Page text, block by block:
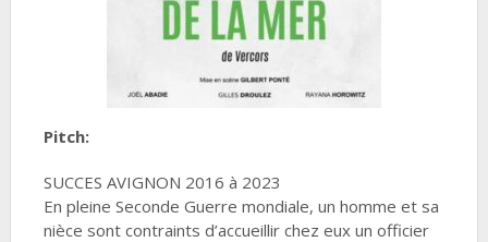
Pitch:
SUCCES AVIGNON 2016 à 2023
En pleine Seconde Guerre mondiale, un homme et sa
nièce sont contraints d’accueillir chez eux un officier